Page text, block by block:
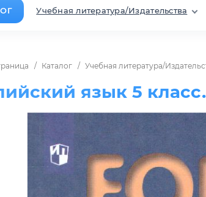
Учебная литература/Издательства
Каталог Учебная литература/
язык 5